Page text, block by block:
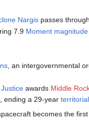
Nargispasses through
7.9 Moment
, an intergovernmental
awards Middle
, ending a 29-year
becomes the